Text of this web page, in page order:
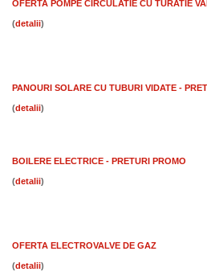
OFERTA POMPE CIRCULATIE CU TURATIE
( )
PANOURI SOLARE CU TUBURI VIDATE -
( )
BOILERE ELECTRICE - PRETURI PROMO
( )
OFERTA ELECTROVALVE DE GAZ
( )